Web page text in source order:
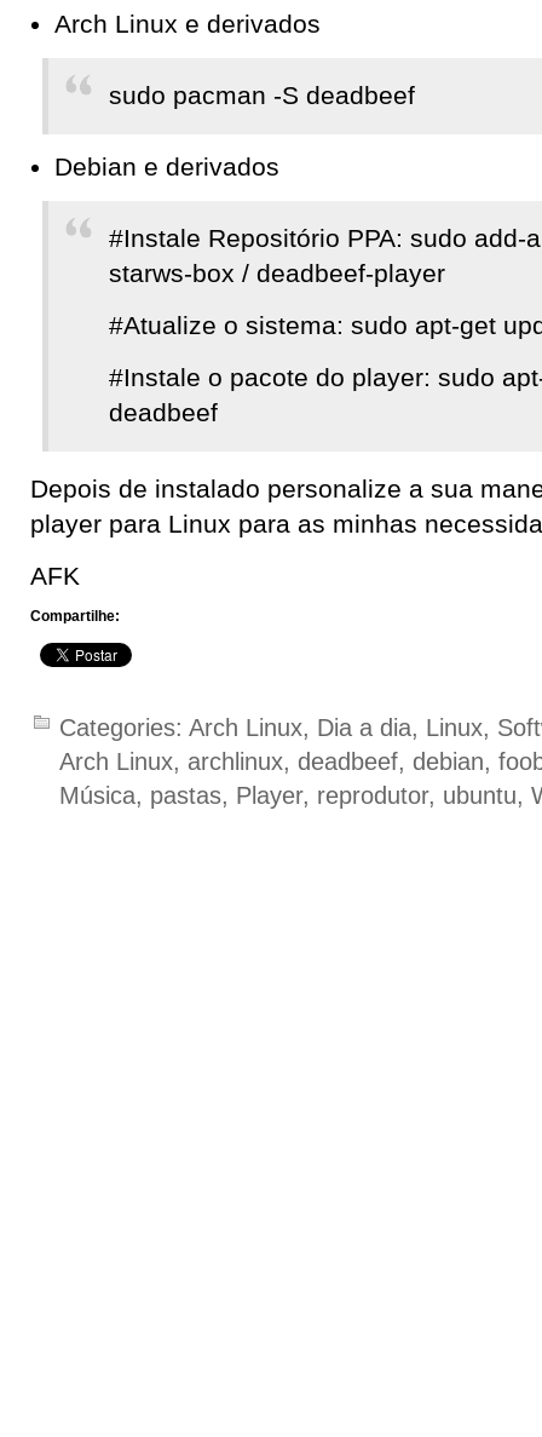
Arch Linux e derivados
sudo pacman -S deadbeef
Debian e derivados
#Instale Repositório PPA: sudo add-
starws-box / deadbeef-player
#Atualize o sistema: sudo apt-get
#Instale o pacote do player: sudo
deadbeef
Depois de instalado personalize a sua
player para Linux para as minhas
AFK
Compartilhe:
Categories: Arch Linux, Dia a dia, Linux,
Arch Linux, archlinux, deadbeef, debian,
Música, pastas, Player, reprodutor, ubuntu,